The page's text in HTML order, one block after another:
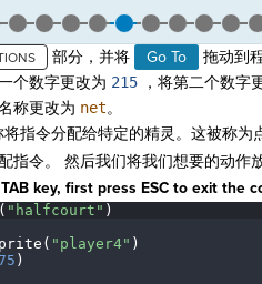
部分，并将 Go To
拖动到
个数字更改为 215，将第二个数字
称更改为 net。
指令分配给特定的精灵。这被称为
指令。 然后我们将我们想要的动作
key, first press ESC to exit the
"halfcourt" )
"player4" )
)